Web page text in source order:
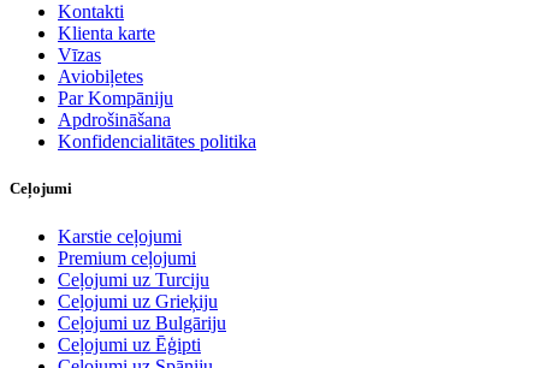
Kontakti
Klienta karte
Vīzas
Aviobiļetes
Par Kompāniju
Apdrošināšana
Konfidencialitātes politika
Ceļojumi
Karstie ceļojumi
Premium ceļojumi
Ceļojumi uz Turciju
Ceļojumi uz Grieķiju
Ceļojumi uz Bulgāriju
Ceļojumi uz Ēģipti